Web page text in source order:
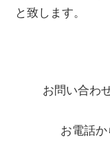
と致します。
お問い合わ
お電話